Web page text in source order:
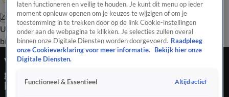
Zoeken
UitzendingenVandaag InsideDe OranjezomerShopUitzending
bijwonen
Valentijn Driessen wijst WK-vervanger voor
geblesseerde Xavi Simons aan: ‘Kun je erbij
halen’
laten functioneren en veilig te houden. Je kunt dit menu op ieder
moment opnieuw openen om je keuzes te wijzigen of om je
toestemming in te trekken door op de link Cookie-instellingen
onder aan de webpagina te klikken. Je selecties zullen overal
binnen onze Digitale Diensten worden doorgevoerd. Raadpleeg
onze Cookieverklaring voor meer informatie.
Bekijk hier onze
Digitale Diensten.
Functioneel & Essentieel Altijd actief